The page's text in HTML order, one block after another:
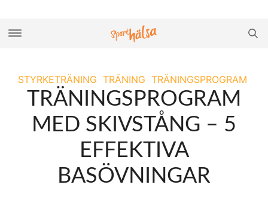
STYRKETRÄNING TRÄNING TRÄNINGSPROGRAM
TRÄNINGSPROGRAM
MED SKIVSTÅNG – 5
EFFEKTIVA
BASÖVNINGAR